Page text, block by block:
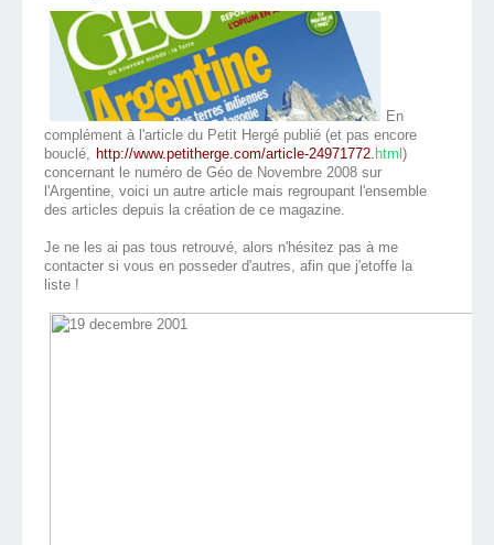
En
complément à l'article du Petit Hergé publié (et pas encore
bouclé, http://www.petitherge.com/article-24971772. html )
concernant le numéro de Géo de Novembre 2008 sur
l'Argentine, voici un autre article mais regroupant l'ensemble
des articles depuis la création de ce magazine.
Je ne les ai pas tous retrouvé, alors n'hésitez pas à me
contacter si vous en posseder d'autres, afin que j'etoffe la
liste !